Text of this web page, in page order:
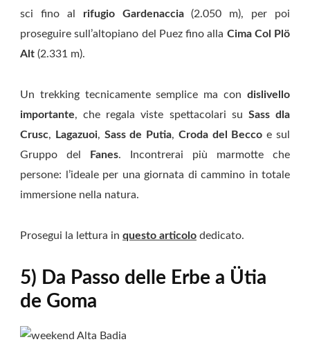
sci fino al rifugio Gardenaccia(2.050 m), per poi
proseguire sull’altopiano del Puez fino alla Cima Col Plö
Alt (2.331 m).
Un trekking tecnicamente semplice ma con dislivello
importante, che regala viste spettacolari su Sass dla
Crusc, Lagazuoi, Sass de Putia, Croda del Becco e sul
Gruppo del
Fanes. Incontrerai più marmotte che
persone: l’ideale per una giornata di cammino in totale
immersione nella natura.
Prosegui la lettura in questo articolo dedicato.
5) Da Passo delle Erbe a Ütia
de Goma